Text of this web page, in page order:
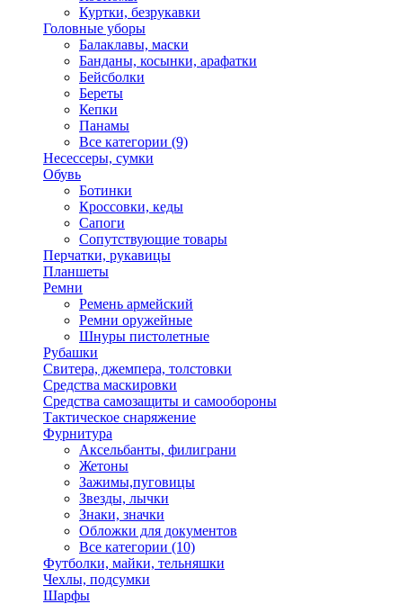
Куртки, безрукавки
Головные уборы
Балаклавы, маски
Банданы, косынки, арафатки
Бейсболки
Береты
Кепки
Панамы
Все категории (9)
Несессеры, сумки
Обувь
Ботинки
Кроссовки, кеды
Сапоги
Сопутствующие товары
Перчатки, рукавицы
Планшеты
Ремни
Ремень армейский
Ремни оружейные
Шнуры пистолетные
Рубашки
Свитера, джемпера, толстовки
Средства маскировки
Средства самозащиты и самообороны
Тактическое снаряжение
Фурнитура
Аксельбанты, филиграни
Жетоны
Зажимы,пуговицы
Звезды, лычки
Знаки, значки
Обложки для документов
Все категории (10)
Футболки, майки, тельняшки
Чехлы, подсумки
Шарфы